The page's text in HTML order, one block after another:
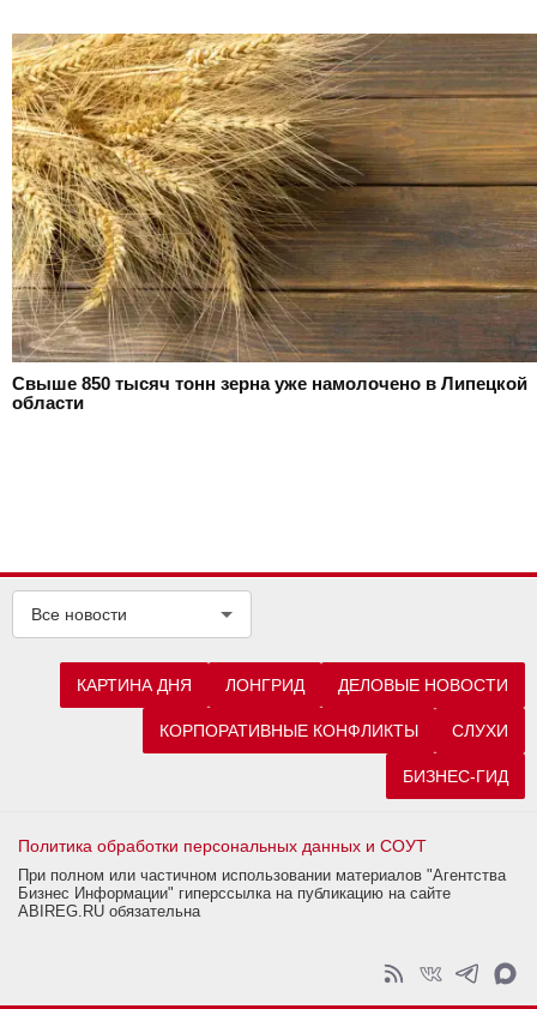
Свыше 850 тысяч тонн зерна уже намолочено в Липецкой
области
Все новости
КАРТИНА ДНЯ ЛОНГРИД ДЕЛОВЫЕ НОВОСТИ
КОРПОРАТИВНЫЕ КОНФЛИКТЫ СЛУХИ
БИЗНЕС-ГИД
Политика обработки персональных данных и СОУТ
При полном или частичном использовании материалов "Агентства
Бизнес Информации" гиперссылка на публикацию на сайте
ABIREG.RU обязательна